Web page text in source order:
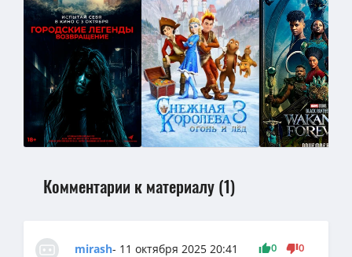
Комментарии к материалу (1)
mirash- 11 октября 2025 20:41 0 0